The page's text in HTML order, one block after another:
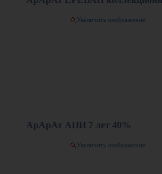
Увеличить изображение
АрАрАт АНИ 7 лет 40%
Увеличить изображение